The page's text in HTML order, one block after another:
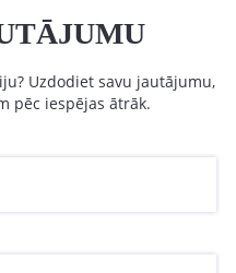
Uzdodiet savu jautājumu,
pēc iespējas ātrāk.